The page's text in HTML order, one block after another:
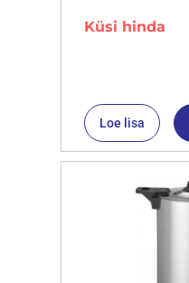
Küsi hinda
Loe lisa